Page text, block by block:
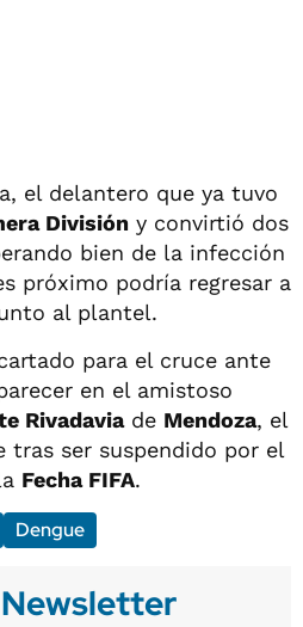
el delantero que ya tuvo
División y convirtió dos
bien de la infección
próximo podría regresar a
al plantel.
para el cruce ante
en el amistoso
Rivadaviade Mendoza, el
tras ser suspendido por el
Fecha FIFA.
Dengue